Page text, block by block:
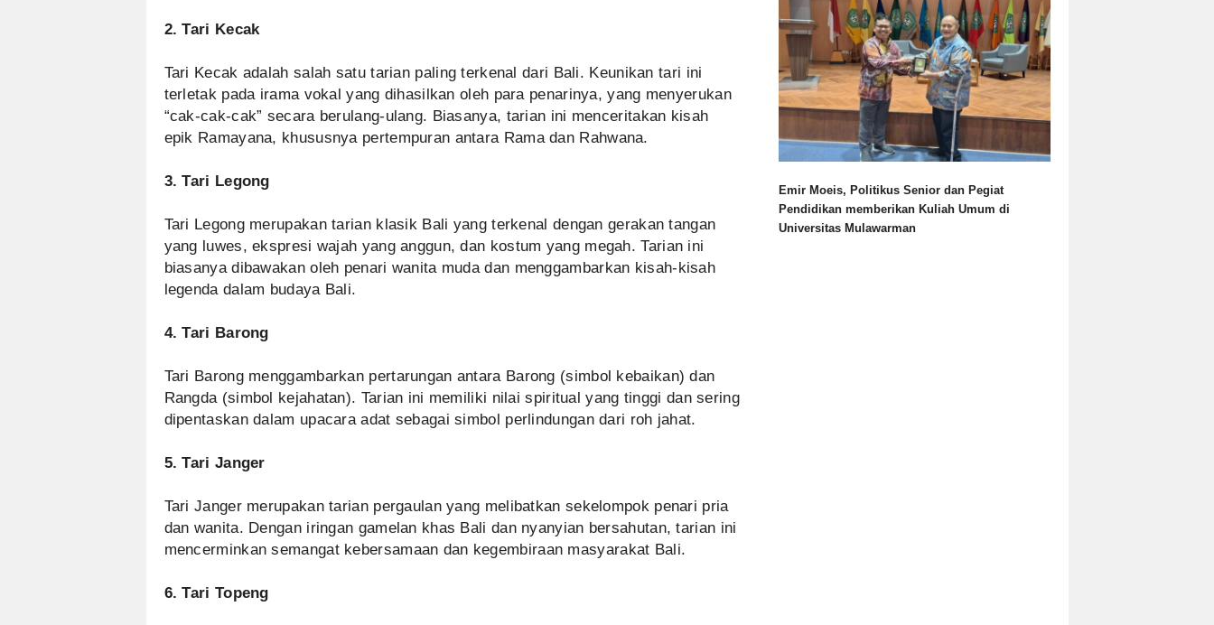
2. Tari Kecak
Tari Kecak adalah salah satu tarian paling terkenal dari Bali. Keunikan tari ini
terletak pada irama vokal yang dihasilkan oleh para penarinya, yang menyerukan
“cak-cak-cak” secara berulang-ulang. Biasanya, tarian ini menceritakan kisah
epik Ramayana, khususnya pertempuran antara Rama dan Rahwana.
3. Tari Legong
Tari Legong merupakan tarian klasik Bali yang terkenal dengan gerakan tangan
yang luwes, ekspresi wajah yang anggun, dan kostum yang megah. Tarian ini
biasanya dibawakan oleh penari wanita muda dan menggambarkan kisah-kisah
legenda dalam budaya Bali.
4. Tari Barong
Tari Barong menggambarkan pertarungan antara Barong (simbol kebaikan) dan
Rangda (simbol kejahatan). Tarian ini memiliki nilai spiritual yang tinggi dan sering
dipentaskan dalam upacara adat sebagai simbol perlindungan dari roh jahat.
5. Tari Janger
Tari Janger merupakan tarian pergaulan yang melibatkan sekelompok penari pria
dan wanita. Dengan iringan gamelan khas Bali dan nyanyian bersahutan, tarian ini
mencerminkan semangat kebersamaan dan kegembiraan masyarakat Bali.
6. Tari Topeng
Emir Moeis, Politikus Senior dan Pegiat
Pendidikan memberikan Kuliah Umum di
Universitas Mulawarman